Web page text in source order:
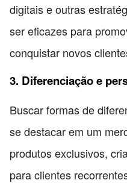
digitais e outras
ser eficazes para
conquistar novos
3. Diferenciação e
Buscar formas de
se destacar em um
produtos exclusivos,
para clientes